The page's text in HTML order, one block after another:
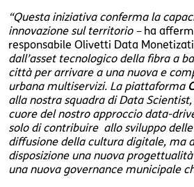
“Questa iniziativa conferma la
innovazione sul territorio – ha
responsabile Olivetti Data
dall’asset tecnologico della fibra a
città per arrivare a una nuova e
urbana multiservizi. La piattaforma
alla nostra squadra diData Scientist
cuore del nostro approccio data-
solo di contribuire allo sviluppo
diffusione della cultura digitale, ma
disposizione una nuova
una nuova governance municipale